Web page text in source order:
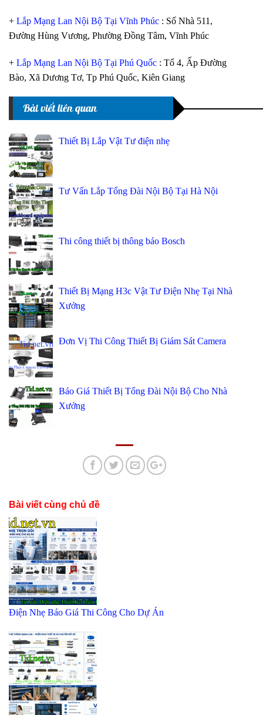
+ Lắp Mạng Lan Nội Bộ Tại Vĩnh Phúc : Số Nhà 511,
Đường Hùng Vương, Phường Đồng Tâm, Vĩnh Phúc
+ Lắp Mạng Lan Nội Bộ Tại Phú Quốc : Tổ 4, Ấp Đường
Bào, Xã Dương Tơ, Tp Phú Quốc, Kiên Giang
Bài viết liên quan
Thiết Bị Lắp Vật Tư điện nhẹ
Tư Vấn Lắp Tổng Đài Nội Bộ Tại Hà Nội
Thi công thiết bị thông báo Bosch
Thiết Bị Mạng H3c Vật Tư Điện Nhẹ Tại Nhà
Xưởng
Đơn Vị Thi Công Thiết Bị Giám Sát Camera
Báo Giá Thiết Bị Tổng Đài Nội Bộ Cho Nhà
Xưởng
Bài viết cùng chủ đề
Điện Nhẹ Báo Giá Thi Công Cho Dự Án